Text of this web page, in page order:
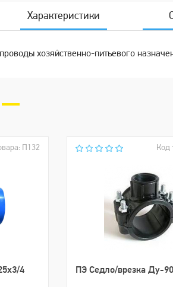
Характеристики
хозяйственно-питьевого
П132
4
Код
ПЭ Седло/врезка Ду-